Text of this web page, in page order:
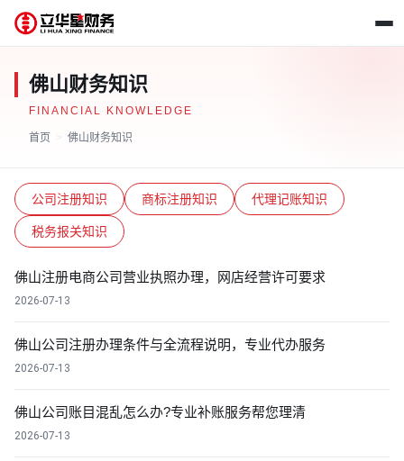
佛山财务知识
FINANCIAL KNOWLEDGE
首页 佛山财务知识
公司注册知识 商标注册知识 代理记账知识
税务报关知识
佛山注册电商公司营业执照办理，网店经营许可要求
2026-07-13
佛山公司注册办理条件与全流程说明，专业代办服务
2026-07-13
佛山公司账目混乱怎么办?专业补账服务帮您理清
2026-07-13